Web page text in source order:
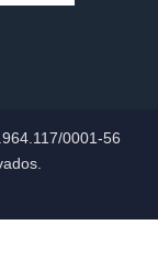
0001-56